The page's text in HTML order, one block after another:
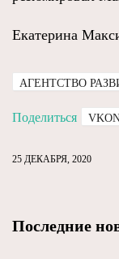
Екатерина
АГЕНТСТВО
Поделиться
25 ДЕКАБРЯ, 2020
Последние